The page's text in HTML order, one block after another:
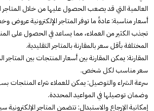
العالمية التي قد يصعب الحصول عليها من خلال المتاجر
أسعار مناسبة: عادةً ما توفر المتاجر الإلكترونية
تجذب الكثير من العملاء، مما يساعد في الحصول على
المختلفة بأقل سعر بالمقارنة بالمتاجر التقليدية.
المقارنة: يمكن المقارنة بين أسعار المنتجات بين
سعر مناسب لكل شخص.
سرعة الشراء والتوصيل: يمكن للعملاء شراء المنتجات
وضمان توصيلها في المواعيد المحددة.
إمكانية الإرجاع والاستبدال: تتضمن المتاجر